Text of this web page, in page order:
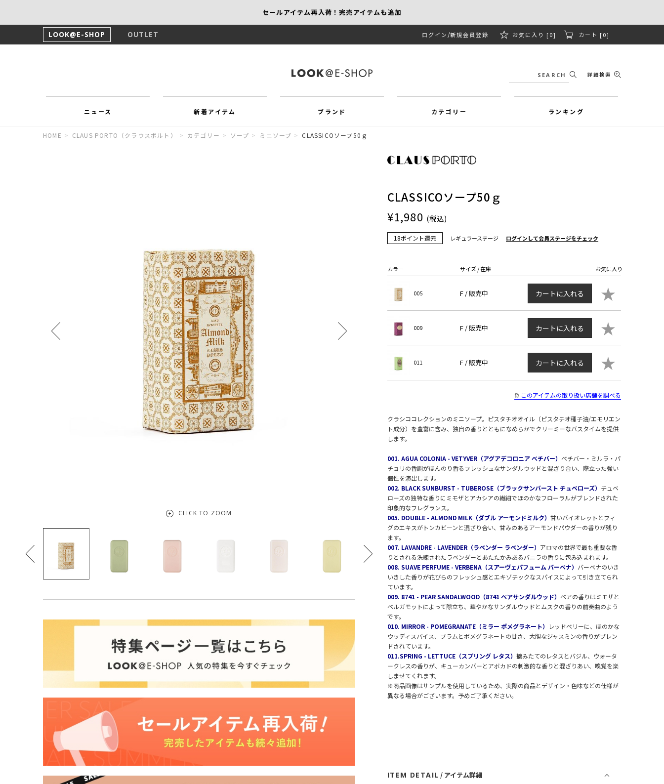
セールアイテム再入荷！完売アイテムも追加
LOOK@E-SHOP OUTLET ログイン 新規会員登録 お気に入り [0] カート [0]
詳細検索
ニュース 新着アイテム ブランド カテゴリー ランキング
HOME > CLAUS PORTO（クラウスポルト） > カテゴリー > ソープ > ミニソープ > CLASSICOソープ50ｇ
CLICK TO ZOOM
CLASSICOソープ50ｇ
¥1,980 (税込)
18ポイント還元 レギュラーステージ ログインして会員ステージをチェック
カラー サイズ / 在庫 お気に入り
005 F / 販売中 カートに入れる ★
009 F / 販売中 カートに入れる ★
011 F / 販売中 カートに入れる ★
このアイテムの取り扱い店舗を調べる
クラシココレクションのミニソープ。ピスタチオオイル（ピスタチオ種子油/エモリエン
ト成分）を豊富に含み、独自の香りとともになめらかでクリーミーなバスタイムを提供
します。
001. AGUA COLONIA - VETYVER（アグアデコロニア べチバー） ベチバー・ミルラ・パ
チョリの香調がほんのり香るフレッシュなサンダルウッドと混ざり合い、際立った強い
個性を演出します。
002. BLACK SUNBURST - TUBEROSE（ブラックサンバースト チュベローズ） チュベ
ローズの独特な香りにミモザとアカシアの繊細でほのかなフローラルがブレンドされた
印象的なフレグランス。
005. DOUBLE - ALMOND MILK（ダブル アーモンドミルク）甘いバイオレットとフィ
グのエキスがトンカビーンと混ざり合い、甘みのあるアーモンドパウダーの香りが残り
ます。
007. LAVANDRE - LAVENDER（ラベンダー ラベンダー） アロマの世界で最も重要な香
りとされる洗練されたラベンダーとあたたかみあるバニラの香りに包み込まれます。
008. SUAVE PERFUME - VERBENA（スアーヴェパフューム バーベナ） バーベナのいき
いきした香りが花びらのフレッシュ感とエキゾチックなスパイスによって引き立てられ
ています。
009. 8741 - PEAR SANDALWOOD（8741 ペアサンダルウッド） ペアの香りはミモザと
ベルガモットによって際立ち、華やかなサンダルウッドとムスクの香りの前奏曲のよう
です。
010. MIRROR - POMEGRANATE（ミラー ポメグラネート）
レッドベリーに、ほのかな
ウッディスパイス、プラムとポメグラネートの甘さ、大胆なジャスミンの香りがブレン
ドされています。
011.SPRING - LETTUCE（スプリング レタス）摘みたてのレタスとバジル、ウォータ
ークレスの香りが、キューカンバーとアボカドの刺激的な香りと混ざりあい、嗅覚を楽
しませてくれます。
※商品画像はサンプルを使用しているため、実際の商品とデザイン・色味などの仕様が
異なる場合がございます。予めご了承ください。
ITEM DETAIL / アイテム詳細